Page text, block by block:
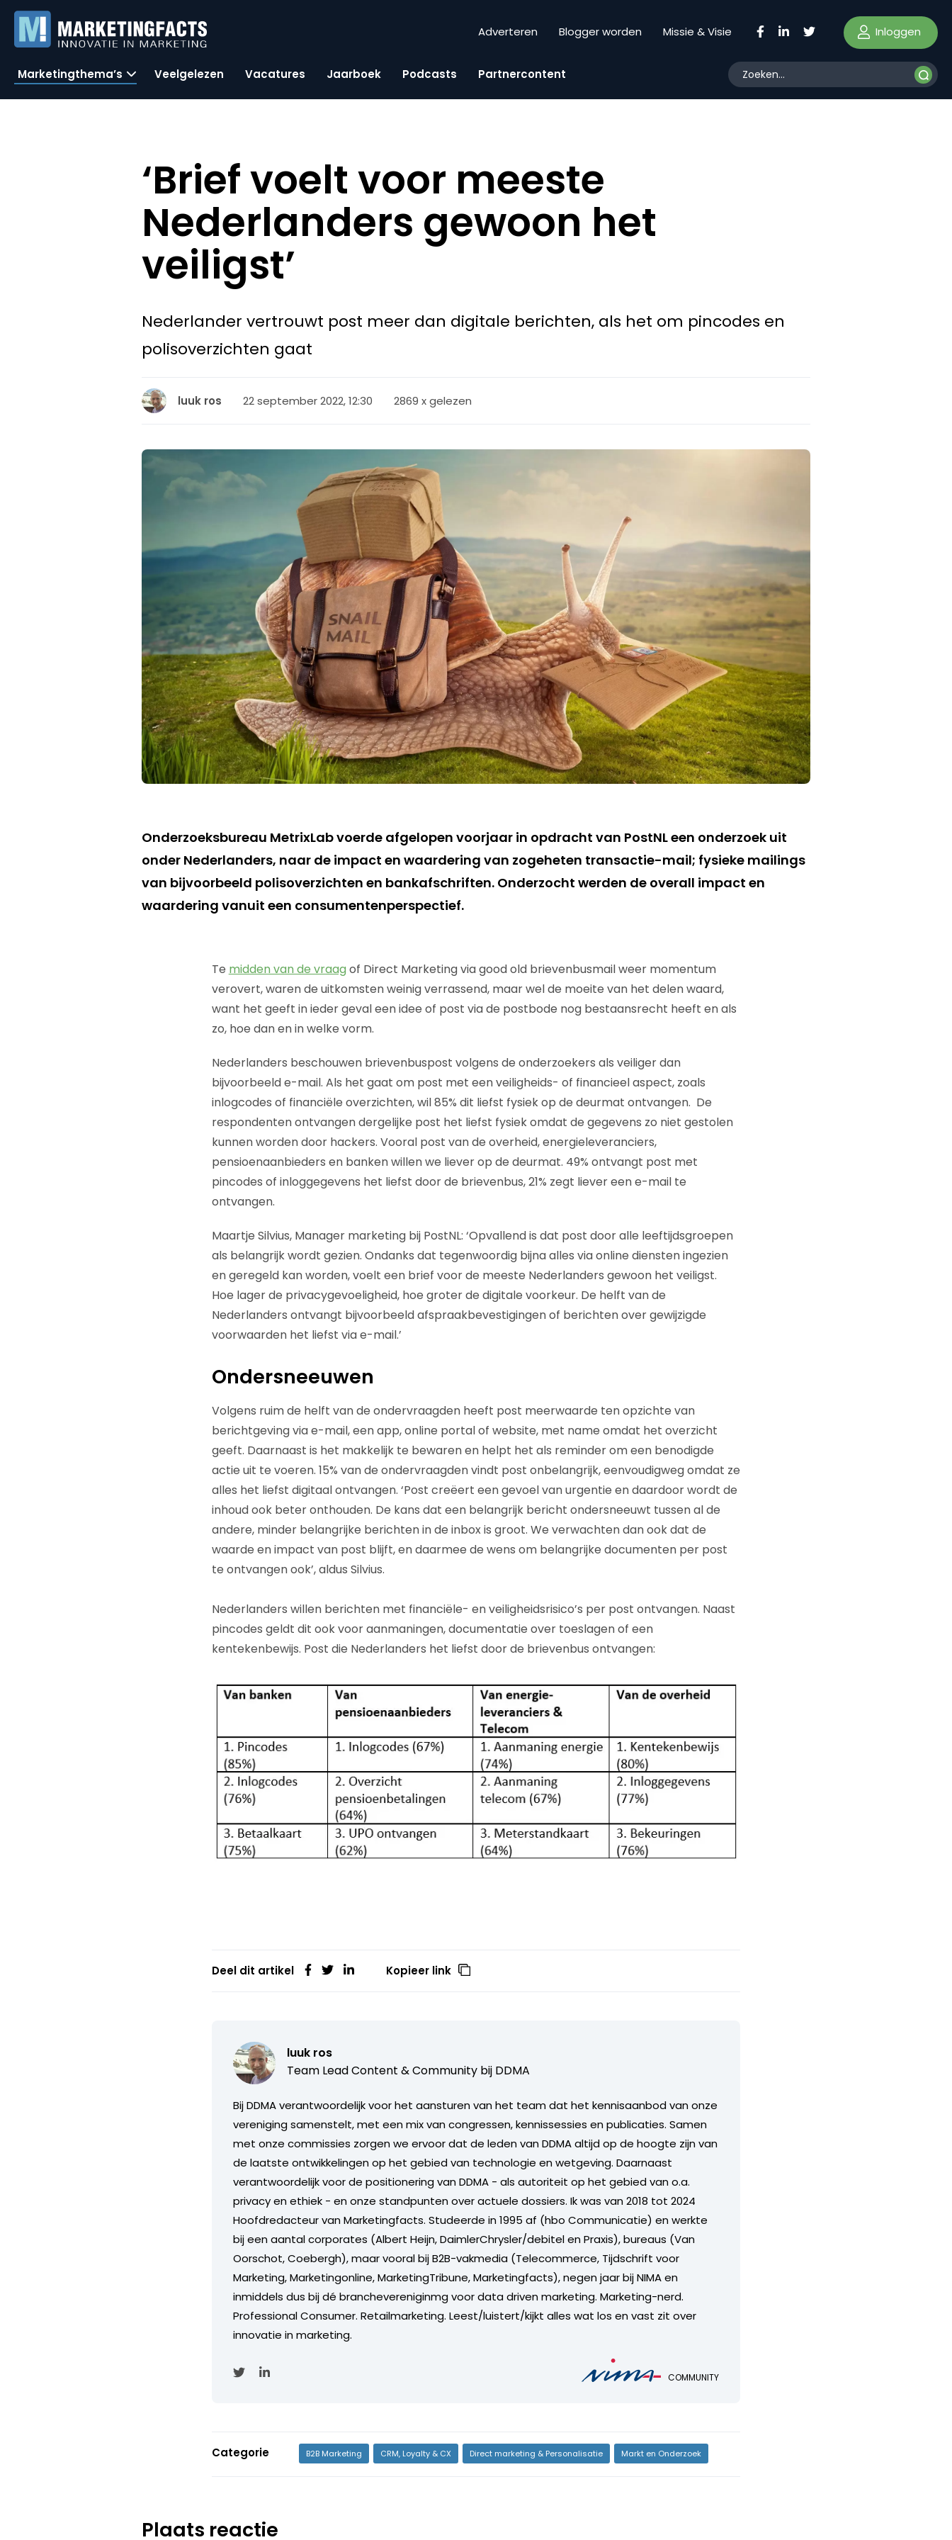
Adverteren Blogger worden Missie & Visie Inloggen
Marketingthema’s Veelgelezen Vacatures Jaarboek Podcasts Partnercontent
‘Brief voelt voor meeste
Nederlanders gewoon het
veiligst’
Nederlander vertrouwt post meer dan digitale berichten, als het om pincodes en
polisoverzichten gaat
luuk ros 22 september 2022, 12:30 2869 x gelezen
Onderzoeksbureau MetrixLab voerde afgelopen voorjaar in opdracht van PostNL een onderzoek uit
onder Nederlanders, naar de impact en waardering van zogeheten transactie-mail; fysieke mailings
van bijvoorbeeld polisoverzichten en bankafschriften. Onderzocht werden de overall impact en
waardering vanuit een consumentenperspectief.
Te midden van de vraag of Direct Marketing via good old brievenbusmail weer momentum
verovert, waren de uitkomsten weinig verrassend, maar wel de moeite van het delen waard,
want het geeft in ieder geval een idee of post via de postbode nog bestaansrecht heeft en als
zo, hoe dan en in welke vorm.
Nederlanders beschouwen brievenbuspost volgens de onderzoekers als veiliger dan
bijvoorbeeld e-mail. Als het gaat om post met een veiligheids- of financieel aspect, zoals
inlogcodes of financiële overzichten, wil 85% dit liefst fysiek op de deurmat ontvangen. De
respondenten ontvangen dergelijke post het liefst fysiek omdat de gegevens zo niet gestolen
kunnen worden door hackers. Vooral post van de overheid, energieleveranciers,
pensioenaanbieders en banken willen we liever op de deurmat. 49% ontvangt post met
pincodes of inloggegevens het liefst door de brievenbus, 21% zegt liever een e-mail te
ontvangen.
Maartje Silvius, Manager marketing bij PostNL: ‘Opvallend is dat post door alle leeftijdsgroepen
als belangrijk wordt gezien. Ondanks dat tegenwoordig bijna alles via online diensten ingezien
en geregeld kan worden, voelt een brief voor de meeste Nederlanders gewoon het veiligst.
Hoe lager de privacygevoeligheid, hoe groter de digitale voorkeur. De helft van de
Nederlanders ontvangt bijvoorbeeld afspraakbevestigingen of berichten over gewijzigde
voorwaarden het liefst via e-mail.’
Ondersneeuwen
Volgens ruim de helft van de ondervraagden heeft post meerwaarde ten opzichte van
berichtgeving via e-mail, een app, online portal of website, met name omdat het overzicht
geeft. Daarnaast is het makkelijk te bewaren en helpt het als reminder om een benodigde
actie uit te voeren. 15% van de ondervraagden vindt post onbelangrijk, eenvoudigweg omdat ze
alles het liefst digitaal ontvangen. ‘Post creëert een gevoel van urgentie en daardoor wordt de
inhoud ook beter onthouden. De kans dat een belangrijk bericht ondersneeuwt tussen al de
andere, minder belangrijke berichten in de inbox is groot. We verwachten dan ook dat de
waarde en impact van post blijft, en daarmee de wens om belangrijke documenten per post
te ontvangen ook’, aldus Silvius.
Nederlanders willen berichten met financiële- en veiligheidsrisico’s per post ontvangen. Naast
pincodes geldt dit ook voor aanmaningen, documentatie over toeslagen of een
kentekenbewijs. Post die Nederlanders het liefst door de brievenbus ontvangen:
Deel dit artikel Kopieer link
luuk ros
Team Lead Content & Community bij DDMA
Bij DDMA verantwoordelijk voor het aansturen van het team dat het kennisaanbod van onze
vereniging samenstelt, met een mix van congressen, kennissessies en publicaties. Samen
met onze commissies zorgen we ervoor dat de leden van DDMA altijd op de hoogte zijn van
de laatste ontwikkelingen op het gebied van technologie en wetgeving. Daarnaast
verantwoordelijk voor de positionering van DDMA - als autoriteit op het gebied van o.a.
privacy en ethiek - en onze standpunten over actuele dossiers. Ik was van 2018 tot 2024
Hoofdredacteur van Marketingfacts. Studeerde in 1995 af (hbo Communicatie) en werkte
bij een aantal corporates (Albert Heijn, DaimlerChrysler/debitel en Praxis), bureaus (Van
Oorschot, Coebergh), maar vooral bij B2B-vakmedia (Telecommerce, Tijdschrift voor
Marketing, Marketingonline, MarketingTribune, Marketingfacts), negen jaar bij NIMA en
inmiddels dus bij dé branchevereniginmg voor data driven marketing. Marketing-nerd.
Professional Consumer. Retailmarketing. Leest/luistert/kijkt alles wat los en vast zit over
innovatie in marketing.
COMMUNITY
Categorie B2B Marketing CRM, Loyalty & CX Direct marketing & Personalisatie Markt en Onderzoek
Plaats reactie